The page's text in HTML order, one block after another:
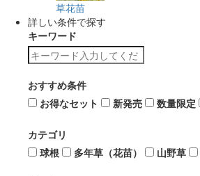
草花苗
詳しい条件で探す
キーワード
おすすめ条件
お得なセット
新発売 数量限定
カテゴリ
球根
多年草（花苗） 山野草